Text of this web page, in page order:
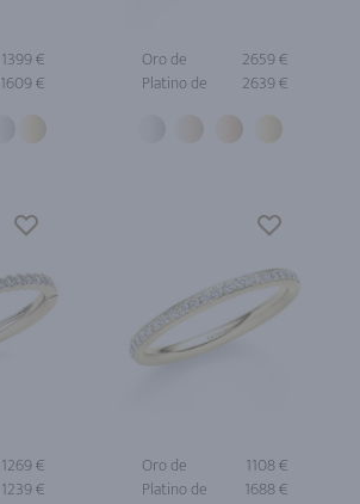
1399 €
1609 €
Oro de
2659 €
Platino de
2639 €
1269 €
1239 €
Oro de
1108 €
Platino de
1688 €